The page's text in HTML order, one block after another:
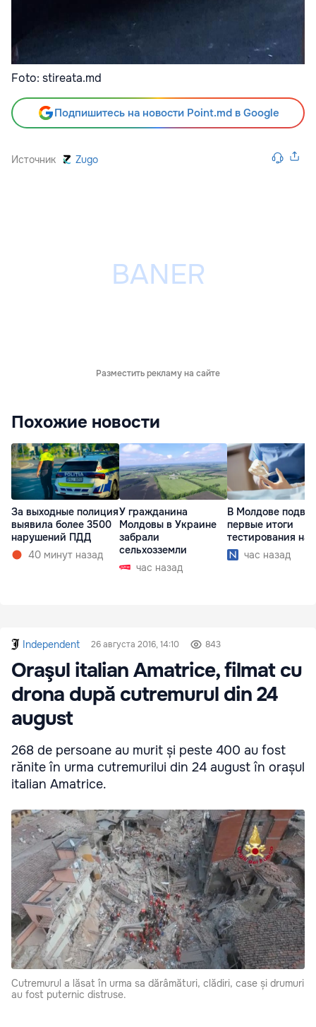
Foto: stireata.md
Подпишитесь на новости Point.md в Google
Источник Zugo
Разместить рекламу на сайте
Похожие новости
За выходные полиция
выявила более 3500
нарушений ПДД
40 минут назад
У гражданина
Молдовы в Украине
забрали
сельхозземли
час назад
В Молдове
первые итоги
тестирования на
час назад
Independent 26 августа 2016, 14:10 843
Oraşul italian Amatrice, filmat cu
drona după cutremurul din 24
august
268 de persoane au murit și peste 400 au fost
rănite în urma cutremurilui din 24 august în orașul
italian Amatrice.
Cutremurul a lăsat în urma sa dărâmături, clădiri, case și drumuri
au fost puternic distruse.